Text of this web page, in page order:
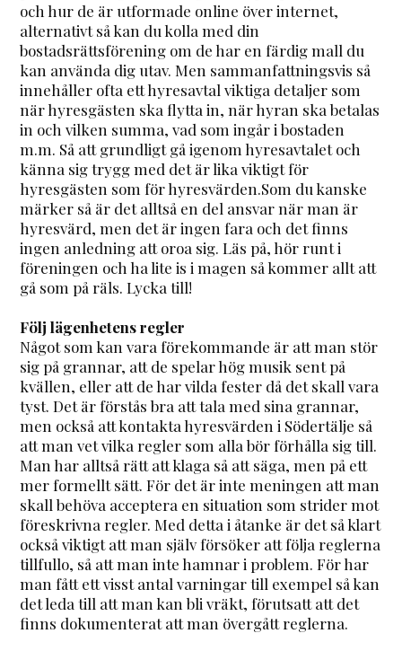
och hur de är utformade online över internet,
alternativt så kan du kolla med din
bostadsrättsförening om de har en färdig mall du
kan använda dig utav. Men sammanfattningsvis så
innehåller ofta ett hyresavtal viktiga detaljer som
när hyresgästen ska flytta in, när hyran ska betalas
in och vilken summa, vad som ingår i bostaden
m.m. Så att grundligt gå igenom hyresavtalet och
känna sig trygg med det är lika viktigt för
hyresgästen som för hyresvärden.Som du kanske
märker så är det alltså en del ansvar när man är
hyresvärd, men det är ingen fara och det finns
ingen anledning att oroa sig. Läs på, hör runt i
föreningen och ha lite is i magen så kommer allt att
gå som på räls. Lycka till!
Följ lägenhetens regler
Något som kan vara förekommande är att man stör
sig på grannar, att de spelar hög musik sent på
kvällen, eller att de har vilda fester då det skall vara
tyst. Det är förstås bra att tala med sina grannar,
men också att kontakta hyresvärden i Södertälje så
att man vet vilka regler som alla bör förhålla sig till.
Man har alltså rätt att klaga så att säga, men på ett
mer formellt sätt. För det är inte meningen att man
skall behöva acceptera en situation som strider mot
föreskrivna regler. Med detta i åtanke är det så klart
också viktigt att man själv försöker att följa reglerna
tillfullo, så att man inte hamnar i problem. För har
man fått ett visst antal varningar till exempel så kan
det leda till att man kan bli vräkt, förutsatt att det
finns dokumenterat att man övergått reglerna.